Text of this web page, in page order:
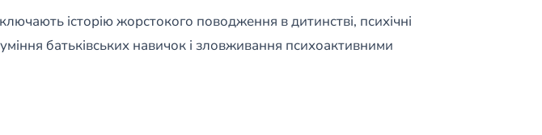
історію жорстокого поводження в дитинстві, психічні
батьківських навичок і зловживання психоактивними